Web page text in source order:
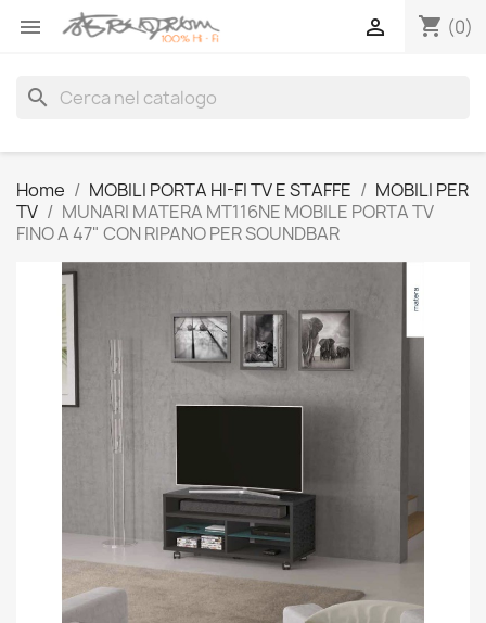
 shopping_cart (0)

search
Home MOBILI PORTA HI-FI TV E STAFFE
MOBILI PER
TV
MUNARI MATERA MT116NE MOBILE PORTA TV
FINO A 47" CON RIPANO PER SOUNDBAR